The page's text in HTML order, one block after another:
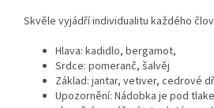
Skvěle vyjádří individualitu každého
Hlava: kadidlo, bergamot,
Srdce: pomeranč, šalvěj
Základ: jantar, vetiver, cedrové
Upozornění: Nádobka je pod